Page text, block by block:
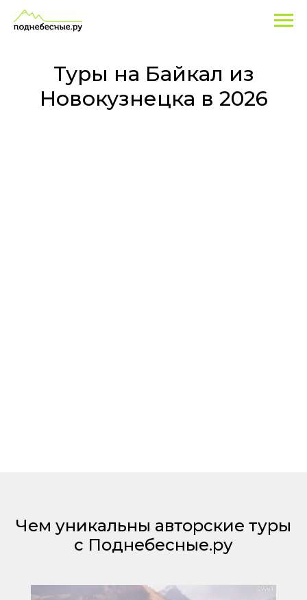
Туры
на
Байкал
Новокузнецка
Туры на Байкал из
Новокузнецка в 2026
Чем уникальны авторские туры
с Поднебесные.ру